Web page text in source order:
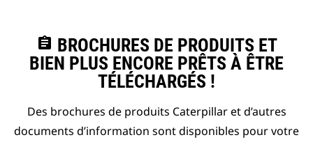
assignment BROCHURES DE PRODUITS ET
BIEN PLUS ENCORE PRÊTS À ÊTRE
TÉLÉCHARGÉS !
Des brochures de produits Caterpillar et d’autres
documents d’information sont disponibles pour votre